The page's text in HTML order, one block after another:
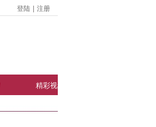
登陆 | 注册
精彩视频